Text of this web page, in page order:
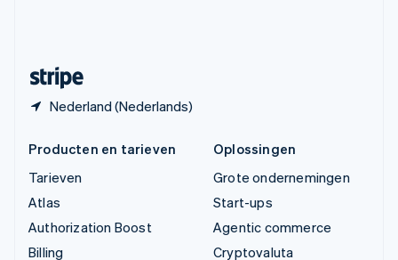
Nederland (Nederlands)
Producten en tarieven
Tarieven
Atlas
Authorization Boost
Billing
Oplossingen
Grote ondernemingen
Start-ups
Agentic commerce
Cryptovaluta